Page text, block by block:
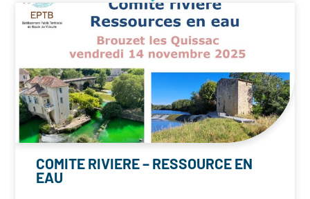
COMITE RIVIERE – RESSOURCE EN
EAU